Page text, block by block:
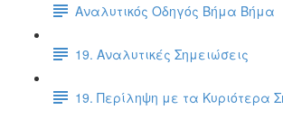
Αναλυτικός Οδηγός Βήμα Βήμα
19. Αναλυτικές Σημειώσεις
19. Περίληψη με τα Κυριότερα